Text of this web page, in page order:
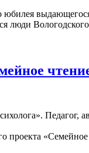
юбилея
люди
проекта